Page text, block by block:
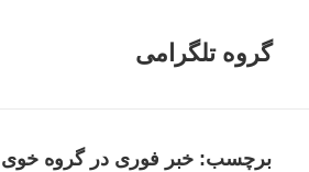
گروه تلگرامی
برچسب: خبر فوری در گروه خوی